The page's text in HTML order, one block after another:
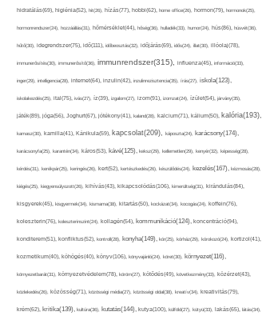
hidratálás(69), higiénia(52), hit(26), hízás(77), hobbi(62), home office(26), hormon(79), hormonok(25),
hormonrendszer(24), hozzáállás(31), hőmérséklet(44), hőség(36), hulladék(33), humor(24), hús(86), húsvét(36),
hűtő(30), idegrendszer(75), idő(111), időbeosztás(32), időjárás(69), idős(24), illat(30), illóolaj(78),
immunerősítés(30), immunerősítő(36), immunrendszer(315), influenza(45), információ(33),
inger(29), intelligencia(28), internet(64), inzulin(42), inzulinrezisztencia(35), írás(27), iskola(123),
iskolakezdés(25), ital(75), ivás(27), íz(39), izgalom(27), izom(91), izomzat(24), ízület(54), járvány(35),
játék(89), jóga(56), Joghurt(67), jótékony(41), kaland(28), kalcium(71), kálium(50), kalória(193),
kamasz(30), kamilla(41), Kánikula(59), kapcsolat(209), káposzta(24), karácsony(174),
karácsonyfa(25), karantén(34), káros(53), kávé(125), keksz(29), kellemetlen(29), kenyér(32), képesség(28),
kérdés(31), kerékpár(25), keringés(26), kert(52), kertészkedés(26), készülődés(24), kezelés(167), kézmosás(28),
kiégés(25), kiegyensúlyozott(26), kihívás(43), kikapcsolódás(106), kimerültség(31), kirándulás(84),
kisgyerek(45), kisgyermek(34), kismama(38), kitartás(50), kockázat(34), kocogás(24), koffein(76),
koleszterin(76), koleszterinszint(24), kollagén(54), kommunikáció(124), koncentráció(94),
konditerem(51), konfliktus(52), kontroll(28), konyha(149), kór(25), kórház(29), kórokozó(24), kortizol(41),
kozmetikum(40), köhögés(40), könyv(106), könyvajánló(24), köret(30), környezet(116),
környezetbarát(31), környezetvédelem(78), köröm(27), kötődés(49), következmény(33), közérzet(43),
közlekedés(26), közösség(71), közösségi média(27), közösségi oldal(38), kreatív(34), kreativitás(79),
krém(62), kritika(139), kultúra(36), kutatás(144), kutya(100), külföld(27), kütyü(33), lakás(65), látás(34),